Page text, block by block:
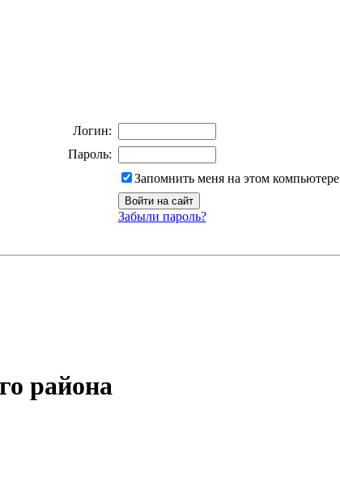
Логин:
Пароль:
Запомнить меня на этом компьютере
Забыли пароль?
района